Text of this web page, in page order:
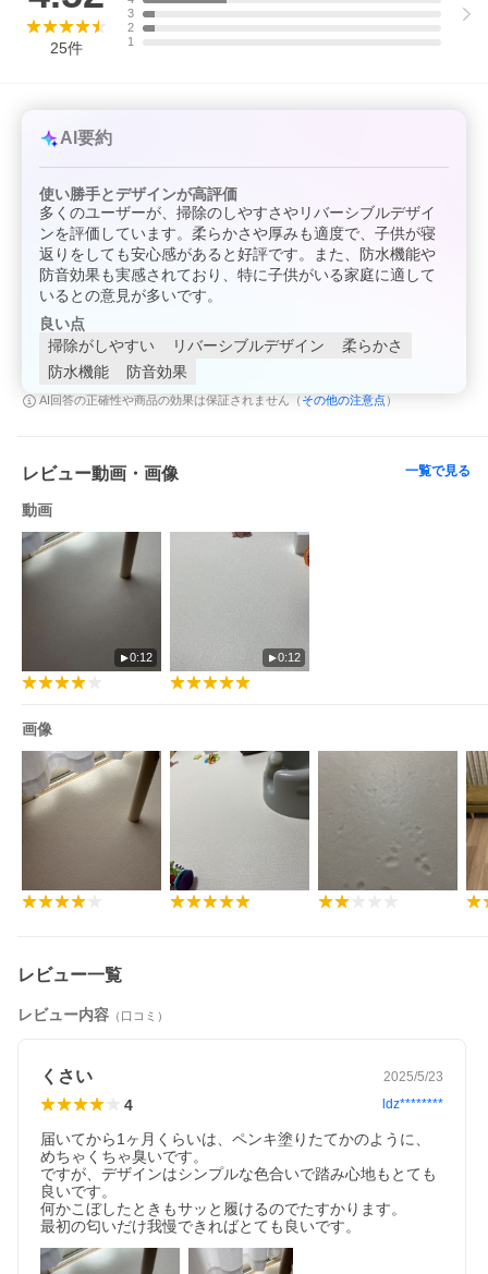
25件
3
2
1
AI要約
使い勝手とデザインが高評価
多くのユーザーが、掃除のしやすさやリバーシブルデザイ
ンを評価しています。柔らかさや厚みも適度で、子供が寝
返りをしても安心感があると好評です。また、防水機能や
防音効果も実感されており、特に子供がいる家庭に適して
いるとの意見が多いです。
良い点
掃除がしやすい
リバーシブルデザイン
柔らかさ
防水機能
防音効果
AI回答の正確性や商品の効果は保証されません（ その他の注意点 ）
レビュー動画・画像 一覧で見る
動画
0:12 0:12
画像
レビュー一覧
レビュー内容 （口コミ）
くさい 2025/5/23
4 ldz********
届いてから1ヶ月くらいは、ペンキ塗りたてかのように、
めちゃくちゃ臭いです。
ですが、デザインはシンプルな色合いで踏み心地もとても
良いです。
何かこぼしたときもサッと履けるのでたすかります。
最初の匂いだけ我慢できればとても良いです。